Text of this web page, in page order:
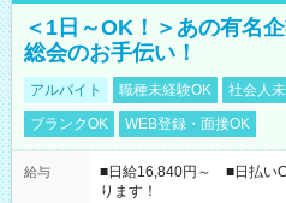
＜1日～OK！＞あの有名
総会のお手伝い！
アルバイト 職種未経験OK 社会人
ブランクOK
WEB登録・面接OK
給与
■日給16,840円～ ■日払い
ります！